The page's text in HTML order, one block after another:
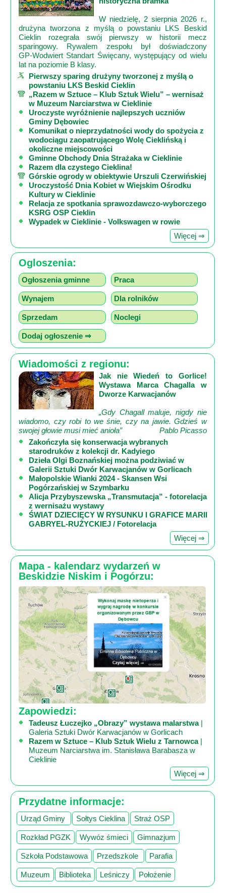
W niedzielę, 2 sierpnia 2026 r.,
drużyna tworzona z myślą o powstaniu LKS Beskid
Cieklin rozegrała swój pierwszy w historii mecz
sparingowy. Rywalem zespołu był doświadczony
GP‑Wodwiert Standart Święcany, występujący od wielu
lat na poziomie B klasy.
Pierwszy sparing drużyny tworzonej z myślą o
powstaniu LKS Beskid Cieklin
„Razem w Sztuce – Klub Sztuk Wielu” – wernisaż
w Muzeum Narciarstwa w Cieklinie
Uroczyste wyróżnienie najlepszych uczniów
Gminy Dębowiec
Komunikat o nieprzydatności wody do spożycia z
wodociągu zaopatrującego Wolę Cieklińską i
okoliczne miejscowości
Gminne Obchody Dnia Strażaka w Cieklinie
Razem dla czystego Cieklina!
Górskie ogrody w obiektywie Urszuli Czerwińskiej
Uroczystość Dnia Kobiet w Wiejskim Ośrodku
Kultury w Cieklinie
Relacja ze spotkania sprawozdawczo-wyborczego
KSRG OSP Cieklin
Wypadek w Cieklinie - Volkswagen w rowie
Więcej ⇒
Ogloszenia:
Ogłoszenia gminne Praca
Wynajem Dla rolników
Sprzedam Noclegi
Dodaj ogłoszenie ⇒
Wiadomości z regionu:
Jak nie Wiedeń to Gorlice!
Wystawa Marca Chagalla w
Dworze Karwacjanów
„Gdy Chagall maluje, nigdy nie
wiadomo, czy robi to we śnie, czy na jawie. Gdzieś w
swojej głowie musi mieć anioła”
Pablo Picasso
Zakończyła się konserwacja wybranych
starodruków z kolekcji dr. Kadyiego
Dzieła Olgi Boznańskiej można podziwiać w
Galerii Sztuki Dwór Karwacjanów w Gorlicach
Małopolskie Wianki 2024 - Skansen Wsi
Pogórzańskiej w Szymbarku
Alicja Przybyszewska „Transmutacja” - fotorelacja
z wernisażu wystawy
ŚWIAT DZIECIĘCY W RYSUNKU I GRAFICE MARII
GABRYEL-RUŻYCKIEJ / Fotorelacja
Więcej ⇒
Mapa - kalendarz wydarzeń w
Beskidzie Niskim i Pogórzu:
Zapowiedzi:
Tadeusz Łuczejko „Obrazy” wystawa malarstwa|
Galeria Sztuki Dwór Karwacjanów w Gorlicach
Razem w Sztuce – Klub Sztuk Wielu z Tarnowca|
Muzeum Narciarstwa im. Stanisława Barabasza w
Cieklinie
Więcej ⇒
Przydatne informacje:
Urząd Gminy Sołtys Cieklina Straż OSP
Rozkład PGZK Wywóz śmieci Gimnazjum
Szkoła Podstawowa Przedszkole Parafia
Muzeum Biblioteka Leśniczy Położenie